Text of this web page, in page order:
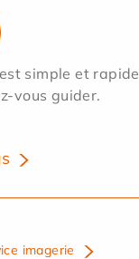
simple et rapide
vous guider.
imagerie